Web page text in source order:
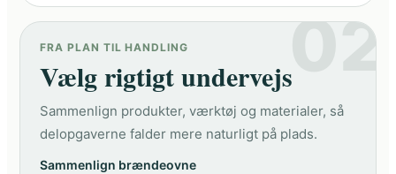
02
FRA PLAN TIL HANDLING
Vælg rigtigt undervejs
Sammenlign produkter, værktøj og materialer, så
delopgaverne falder mere naturligt på plads.
Sammenlign brændeovne